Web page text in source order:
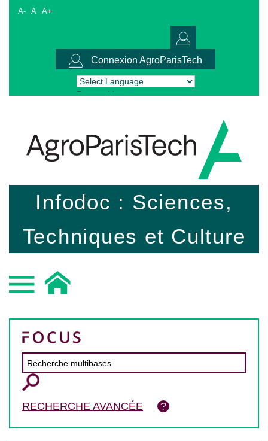
A- A A+
Connexion AgroParisTech
Powered by Translate
Infodoc : Sciences,
Techniques et Culture
RECHERCHE AVANCÉE